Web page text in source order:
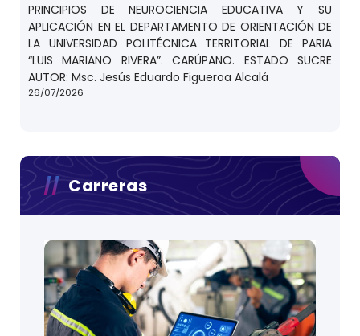
PRINCIPIOS DE NEUROCIENCIA EDUCATIVA Y SU
APLICACIÓN EN EL DEPARTAMENTO DE ORIENTACIÓN DE
LA UNIVERSIDAD POLITÉCNICA TERRITORIAL DE PARIA
“LUIS MARIANO RIVERA”. CARÚPANO. ESTADO SUCRE
AUTOR: Msc. Jesús Eduardo Figueroa Alcalá
26/07/2026
Carreras